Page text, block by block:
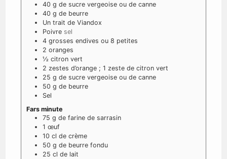
40 g de sucre vergeoise ou de canne
40 g de beurre
Un trait de Viandox
Poivre sel
4 grosses endives ou 8 petites
2 oranges
½ citron vert
2 zestes d’orange ; 1 zeste de citron vert
25 g de sucre vergeoise ou de canne
50 g de beurre
Sel
Fars minute
75 g de farine de sarrasin
1 œuf
10 cl de crème
50 g de beurre fondu
25 cl de lait